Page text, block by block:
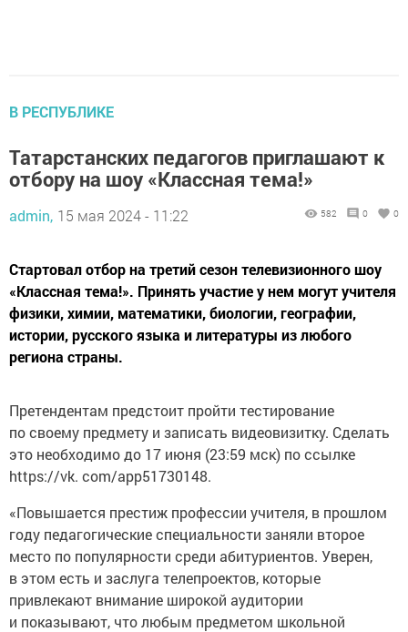
В РЕСПУБЛИКЕ
Татарстанских педагогов приглашают к
отбору на шоу «Классная тема!»
admin, 15 мая 2024 - 11:22 582 0 0
Стартовал отбор на третий сезон телевизионного шоу
«Классная тема!». Принять участие у нем могут учителя
физики, химии, математики, биологии, географии,
истории, русского языка и литературы из любого
региона страны.
Претендентам предстоит пройти тестирование
по своему предмету и записать видеовизитку. Сделать
это необходимо до 17 июня (23:59 мск) по ссылке
https://vk. com/app51730148.
«Повышается престиж профессии учителя, в прошлом
году педагогические специальности заняли второе
место по популярности среди абитуриентов. Уверен,
в этом есть и заслуга телепроектов, которые
привлекают внимание широкой аудитории
и показывают, что любым предметом школьной